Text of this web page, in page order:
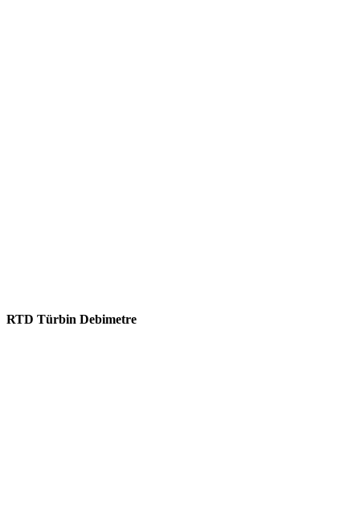
RTD Türbin Debimetre